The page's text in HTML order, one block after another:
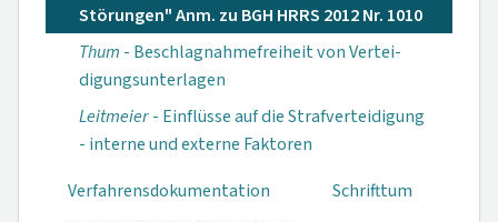
Störungen" Anm. zu BGH HRRS 2012 Nr. 1010
Thum - Beschlagnahme­freiheit von Ver­tei­
digungs­unterlagen
Leitmeier- Einflüsse auf die Strafverteidigung
- interne und externe Faktoren
Verfahrensdokumen­tation
Schrifttum